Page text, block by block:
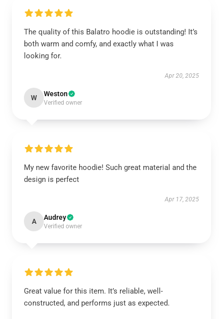
The quality of this Balatro hoodie is outstanding! It’s
both warm and comfy, and exactly what I was
looking for.
Apr 20, 2025
W Weston
Verified owner
My new favorite hoodie! Such great material and the
design is perfect
Apr 17, 2025
A Audrey
Verified owner
Great value for this item. It’s reliable, well-
constructed, and performs just as expected.